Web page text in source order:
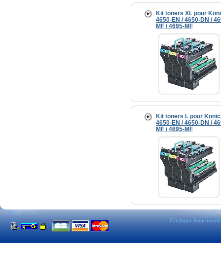
Kit toners XL pour
4650-EN / 4650-DN /
MF / 4695-MF
Kit toners L pour
4650-EN / 4650-DN /
MF / 4695-MF
Catalogue